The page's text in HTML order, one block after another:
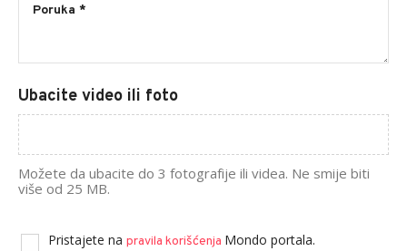
Ubacite video ili foto
Možete da ubacite do 3 fotografije ili videa. Ne smije biti
više od 25 MB.
Pristajete na pravila korišćenja Mondo portala.